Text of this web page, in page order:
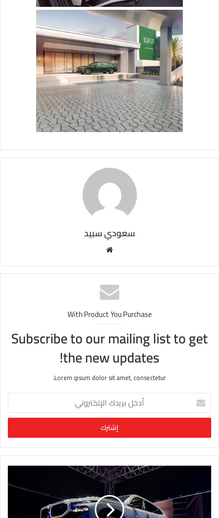
سعودي سبيد
الوي
ب
With Product You Purchase
Subscribe to our mailing list to get
the new updates!
Lorem ipsum dolor sit amet, consectetur.
خ
ب
ر
ي
د
ا